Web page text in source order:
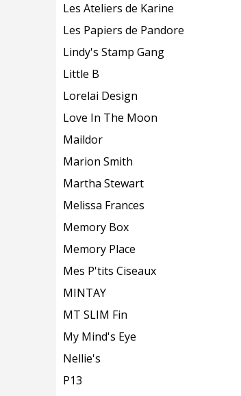
Les Ateliers de Karine
Les Papiers de Pandore
Lindy's Stamp Gang
Little B
Lorelai Design
Love In The Moon
Maildor
Marion Smith
Martha Stewart
Melissa Frances
Memory Box
Memory Place
Mes P'tits Ciseaux
MINTAY
MT SLIM Fin
My Mind's Eye
Nellie's
P13